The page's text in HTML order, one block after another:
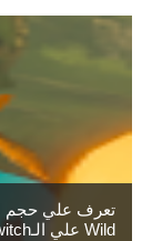
Wild علي الـSwitch